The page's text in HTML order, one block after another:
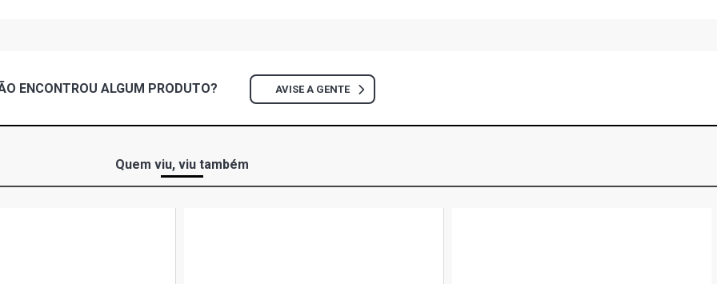
ENCONTROU ALGUM PRODUTO? AVISE A GENTE
Quem viu, viu também